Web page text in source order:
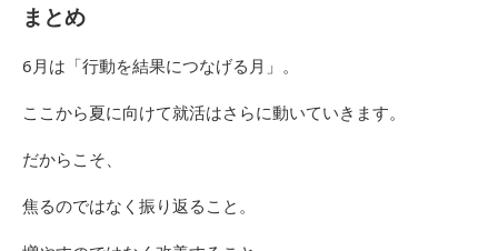
まとめ
6月は「行動を結果につなげる月」。
ここから夏に向けて就活はさらに動いていきます。
だからこそ、
焦るのではなく振り返ること。